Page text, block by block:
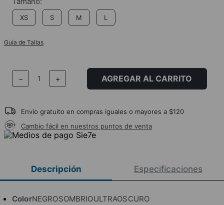
XS S M L
Guía de Tallas
＋
－ AGREGAR AL CARRITO
Envío gratuito en compras iguales o mayores a $120
Cambio fácil en nuestros puntos de venta
Descripción Especificaciones
ColorNEGROSOMBRIOULTRAOSCURO